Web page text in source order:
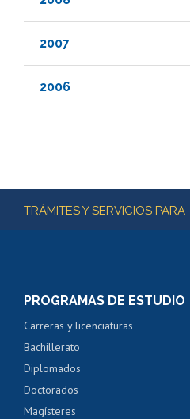
2007
2006
Más información
TRÁMITES Y SERVICIOS PARA
PROGRAMAS DE ESTUDIO
Carreras y licenciaturas
Bachillerato
Diplomados
Doctorados
Magísteres